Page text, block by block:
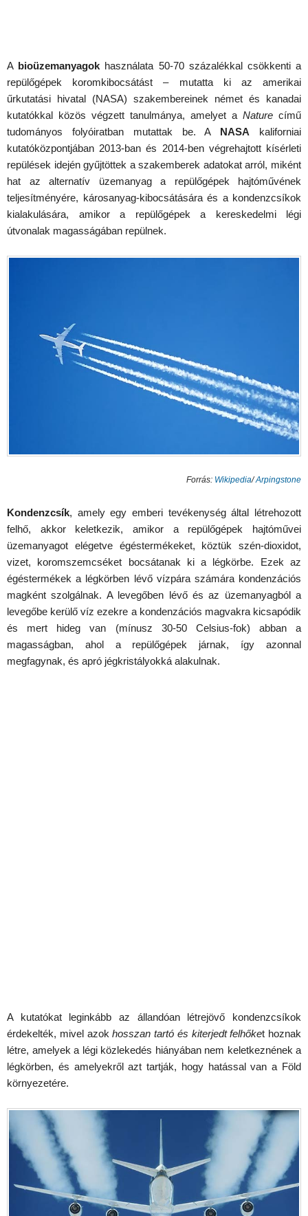
A bioüzemanyagok használata 50-70 százalékkal csökkenti a
repülőgépek koromkibocsátást – mutatta ki az amerikai
űrkutatási hivatal (NASA) szakembereinek német és kanadai
kutatókkal közös végzett tanulmánya, amelyet a Nature című
tudományos folyóiratban mutattak be. A NASA kaliforniai
kutatóközpontjában 2013-ban és 2014-ben végrehajtott kísérleti
repülések idején gyűjtöttek a szakemberek adatokat arról, miként
hat az alternatív üzemanyag a repülőgépek hajtóművének
teljesítményére, károsanyag-kibocsátására és a kondenzcsíkok
kialakulására, amikor a repülőgépek a kereskedelmi légi
útvonalak magasságában repülnek.
Forrás: Wikipedia/Arpingstone
Kondenzcsík, amely egy emberi tevékenység által létrehozott
felhő, akkor keletkezik, amikor a repülőgépek hajtóművei
üzemanyagot elégetve égéstermékeket, köztük szén-dioxidot,
vizet, koromszemcséket bocsátanak ki a légkörbe. Ezek az
égéstermékek a légkörben lévő vízpára számára kondenzációs
magként szolgálnak. A levegőben lévő és az üzemanyagból a
levegőbe kerülő víz ezekre a kondenzációs magvakra kicsapódik
és mert hideg van (mínusz 30-50 Celsius-fok) abban a
magasságban, ahol a repülőgépek járnak, így azonnal
megfagynak, és apró jégkristályokká alakulnak.
A kutatókat leginkább az állandóan létrejövő kondenzcsíkok
érdekelték, mivel azok hosszan tartó és kiterjedt felhőket hoznak
létre, amelyek a légi közlekedés hiányában nem keletkeznének a
légkörben, és amelyekről azt tartják, hogy hatással van a Föld
környezetére.